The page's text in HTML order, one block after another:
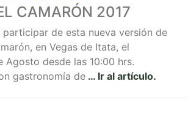
CAMARÓN 2017
participar de esta nueva versión de
en Vegas de Itata, el
Agosto desde las 10:00 hrs.
gastronomía de … Ir al artículo.